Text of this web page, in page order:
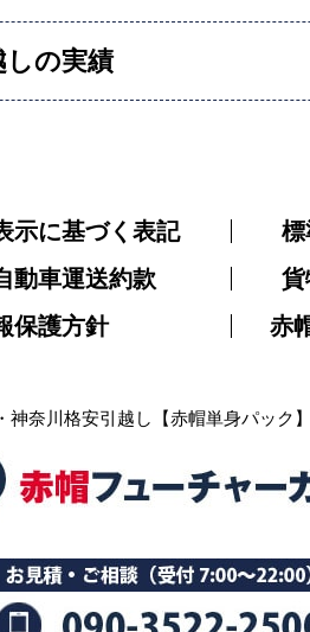
しの実績
示に基づく表記
標
動車運送約款
貨
保護方針
赤
神奈川格安引越し【赤帽単身パック